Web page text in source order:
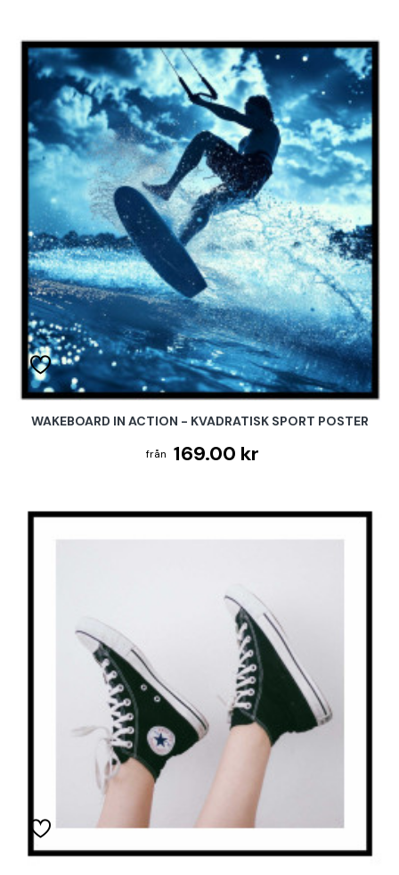
WAKEBOARD IN ACTION - KVADRATISK SPORT POSTER
169.00 kr